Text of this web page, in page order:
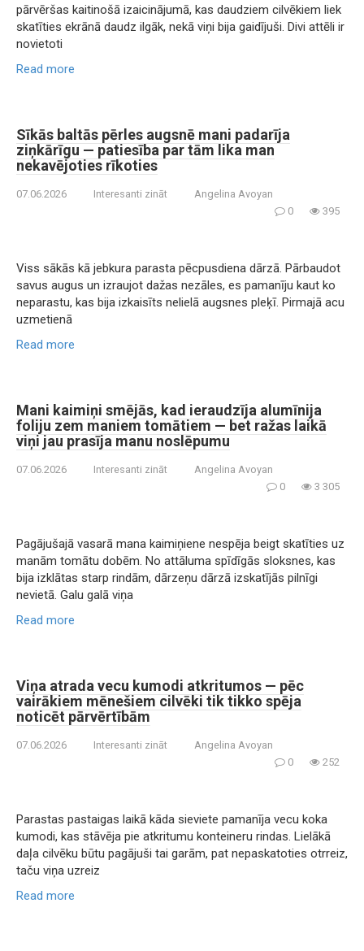
pārvēršas kaitinošā izaicinājumā, kas daudziem cilvēkiem liek
skatīties ekrānā daudz ilgāk, nekā viņi bija gaidījuši. Divi attēli ir
novietoti
Read more
Sīkās baltās pērles augsnē mani padarīja
ziņkārīgu — patiesība par tām lika man
nekavējoties rīkoties
07.06.2026 Interesanti zināt
Angelina Avoyan
0
395
Viss sākās kā jebkura parasta pēcpusdiena dārzā. Pārbaudot
savus augus un izraujot dažas nezāles, es pamanīju kaut ko
neparastu, kas bija izkaisīts nelielā augsnes pleķī. Pirmajā acu
uzmetienā
Read more
Mani kaimiņi smējās, kad ieraudzīja alumīnija
foliju zem maniem tomātiem — bet ražas laikā
viņi jau prasīja manu noslēpumu
07.06.2026 Interesanti zināt
Angelina Avoyan
0
3 305
Pagājušajā vasarā mana kaimiņiene nespēja beigt skatīties uz
manām tomātu dobēm. No attāluma spīdīgās sloksnes, kas
bija izklātas starp rindām, dārzeņu dārzā izskatījās pilnīgi
nevietā. Galu galā viņa
Read more
Viņa atrada vecu kumodi atkritumos — pēc
vairākiem mēnešiem cilvēki tik tikko spēja
noticēt pārvērtībām
07.06.2026 Interesanti zināt
Angelina Avoyan
0
252
Parastas pastaigas laikā kāda sieviete pamanīja vecu koka
kumodi, kas stāvēja pie atkritumu konteineru rindas. Lielākā
daļa cilvēku būtu pagājuši tai garām, pat nepaskatoties otrreiz,
taču viņa uzreiz
Read more